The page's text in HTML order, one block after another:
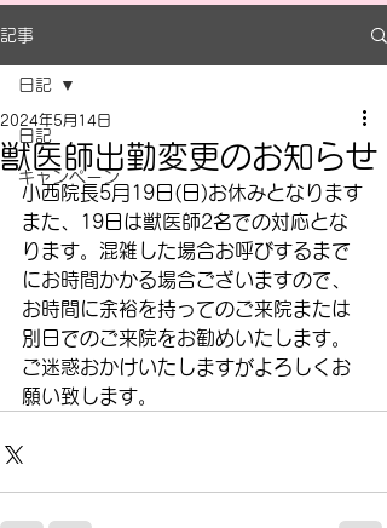
記事
日記
キャンペーン
日記
獣医師出勤変更のお知らせ
2024年5月14日
小西院長5月19日(日)お休みとなります
また、19日は獣医師2名での対応とな
ります。混雑した場合お呼びするまで
にお時間かかる場合ございますので、
お時間に余裕を持ってのご来院または
別日でのご来院をお勧めいたします。
ご迷惑おかけいたしますがよろしくお
願い致します。